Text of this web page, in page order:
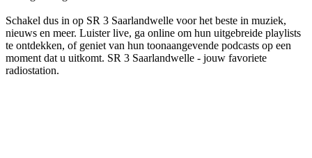
Schakel dus in op SR 3 Saarlandwelle voor het beste in muziek,
nieuws en meer. Luister live, ga online om hun uitgebreide playlists
te ontdekken, of geniet van hun toonaangevende podcasts op een
moment dat u uitkomt. SR 3 Saarlandwelle - jouw favoriete
radiostation.